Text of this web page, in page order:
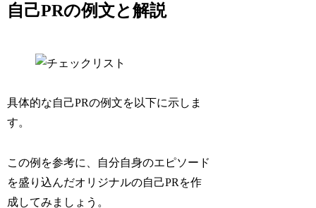
自己PRの例文と解説
具体的な自己PRの例文を以下に示しま
す。
この例を参考に、自分自身のエピソード
を盛り込んだオリジナルの自己PRを作
成してみましょう。